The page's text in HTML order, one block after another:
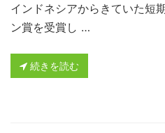
インドネシアからきていた短
ン賞を受賞し …
続きを読む